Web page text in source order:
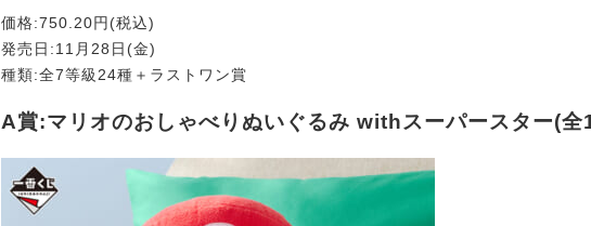
価格:750.20円(税込)
発売日:11月28日(金)
種類:全7等級24種＋ラストワン賞
A賞:マリオのおしゃべりぬいぐるみ withスーパースター(全